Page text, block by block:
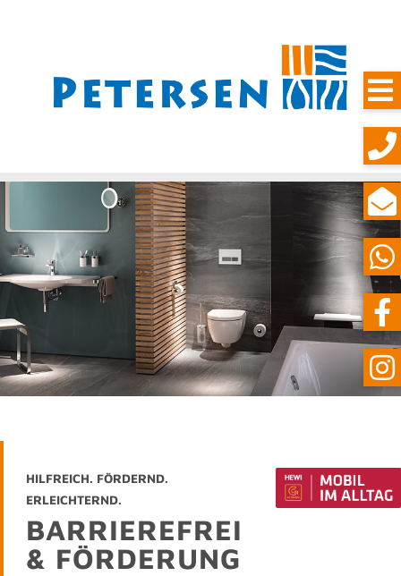
HILFREICH. FÖRDERND.
ERLEICHTERND.
BARRIEREFREI
& FÖRDERUNG